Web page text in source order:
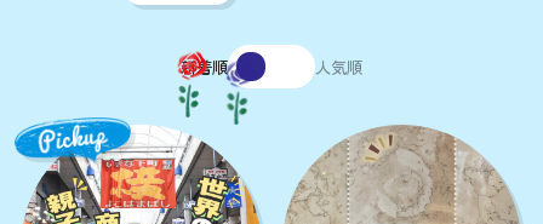
新着順 人気順
# 中学生以上
# 2-4歳 # 5歳-未就学児
今月の新着記事
未就学児にピッタリ
市の取組